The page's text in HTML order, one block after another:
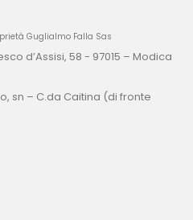
Guglialmo Falla Sas
d’Assisi, 58 - 97015 – Modica
sn – C.da Caitina (di fronte